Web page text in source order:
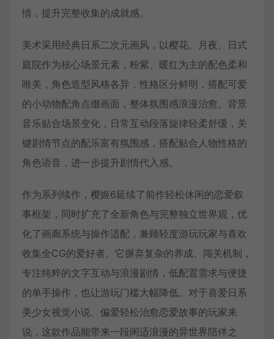
情，提升完整收集的成就感。
美术采用经典日系二次元画风，以樱花、月夜、日式
庭院作为核心场景元素，粉紫、暖红为主的配色柔和
唯美，角色造型风格各异，性格区分鲜明，搭配可爱
的小动物配角点缀画面，整体氛围感浪漫治愈。背景
音乐贴合场景变化，日常互动段落旋律轻柔舒缓，关
键剧情节点的配乐富有氛围感，搭配贴合人物性格的
角色语音，进一步提升剧情代入感。
作为系列续作，樱姬6延续了前作轻松休闲的恋爱叙
事框架，同时扩充了全新角色与完整独立世界观，优
化了画廊系统与操作适配，兼顾轻度游玩玩家与喜欢
收集全CG的爱好者。它摒弃复杂的养成、闯关机制，
专注纯粹的文字互动与浪漫剧情，低配置需求与便捷
的单手操作，也让游玩门槛大幅降低。对于喜爱日系
美少女视觉小说、偏爱轻松治愈恋爱故事的玩家来
说，这款作品能带来一段闲适浪漫的异世界陪伴之